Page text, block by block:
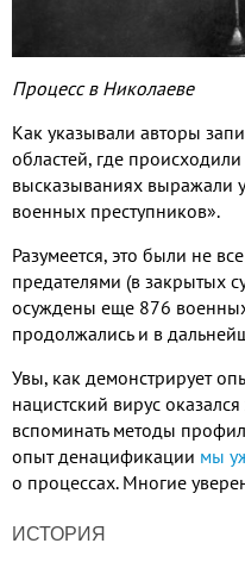
Процесс в Николаеве
Как указывали авторы
областей, где
высказываниях выражали
военных преступников».
Разумеется, это были не
предателями (в закрытых
осуждены еще 876
продолжались и в
Увы, как демонстрирует
нацистский вирус
вспоминать методы
опыт денацификации мы
о процессах. Многие
ИСТОРИЯ